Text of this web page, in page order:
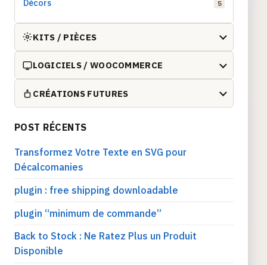
Décors 5
KITS / PIÈCES
LOGICIELS / WOOCOMMERCE
CRÉATIONS FUTURES
POST RÉCENTS
Transformez Votre Texte en SVG pour
Décalcomanies
plugin : free shipping downloadable
plugin “minimum de commande”
Back to Stock : Ne Ratez Plus un Produit
Disponible